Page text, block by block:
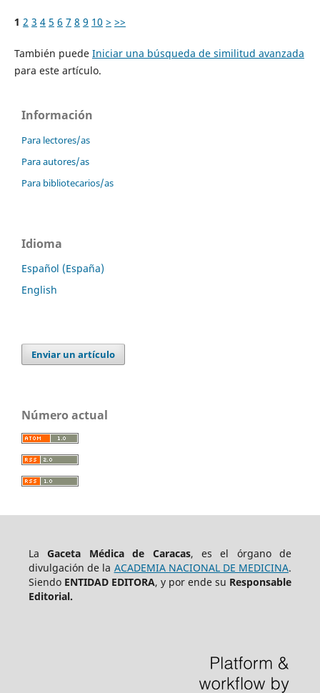
1 2 3 4 5 6 7 8 9 10 > >>
También puede Iniciar una búsqueda de similitud avanzada
para este artículo.
Información
Para lectores/as
Para autores/as
Para bibliotecarios/as
Idioma
Español (España)
English
Enviar un artículo
Número actual
LaGaceta Médica de Caracas, es el órgano de
divulgación de la ACADEMIA NACIONAL DE MEDICINA.
Siendo ENTIDAD EDITORA, y por ende su Responsable
Editorial.